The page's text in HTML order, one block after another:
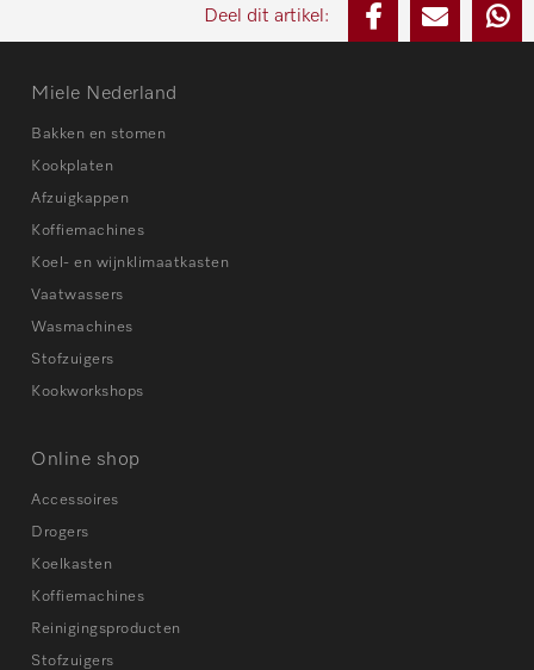
Deel dit artikel:
Miele Nederland
Bakken en stomen
Kookplaten
Afzuigkappen
Koffiemachines
Koel- en wijnklimaatkasten
Vaatwassers
Wasmachines
Stofzuigers
Kookworkshops
Online shop
Accessoires
Drogers
Koelkasten
Koffiemachines
Reinigingsproducten
Stofzuigers